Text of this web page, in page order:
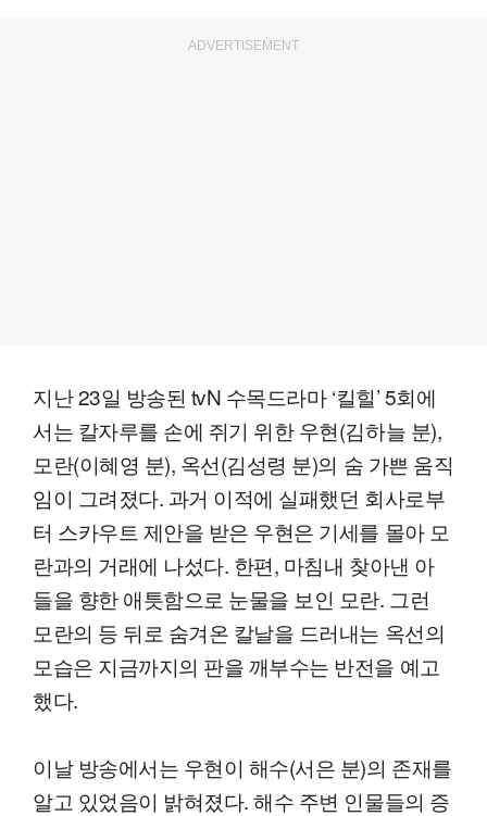
ADVERTISEMENT
지난 23일 방송된 tvN 수목드라마 ‘킬힐’ 5회에
서는 칼자루를 손에 쥐기 위한 우현(김하늘 분),
모란(이혜영 분), 옥선(김성령 분)의 숨 가쁜 움직
임이 그려졌다. 과거 이적에 실패했던 회사로부
터 스카우트 제안을 받은 우현은 기세를 몰아 모
란과의 거래에 나섰다. 한편, 마침내 찾아낸 아
들을 향한 애틋함으로 눈물을 보인 모란. 그런
모란의 등 뒤로 숨겨온 칼날을 드러내는 옥선의
모습은 지금까지의 판을 깨부수는 반전을 예고
했다.
이날 방송에서는 우현이 해수(서은 분)의 존재를
알고 있었음이 밝혀졌다. 해수 주변 인물들의 증